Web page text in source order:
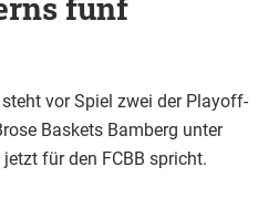
vor Spiel zwei der Playoff-
Baskets Bamberg unter
für den FCBB spricht.